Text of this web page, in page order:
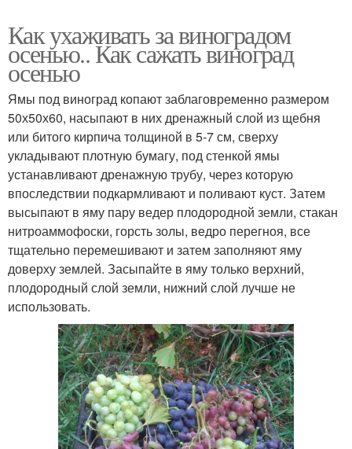
Как ухаживать за виноградом
осенью.. Как сажать виноград
осенью
Ямы под виноград копают заблаговременно размером
50х50х60, насыпают в них дренажный слой из щебня
или битого кирпича толщиной в 5-7 см, сверху
укладывают плотную бумагу, под стенкой ямы
устанавливают дренажную трубу, через которую
впоследствии подкармливают и поливают куст. Затем
высыпают в яму пару ведер плодородной земли, стакан
нитроаммофоски, горсть золы, ведро перегноя, все
тщательно перемешивают и затем заполняют яму
доверху землей. Засыпайте в яму только верхний,
плодородный слой земли, нижний слой лучше не
использовать.